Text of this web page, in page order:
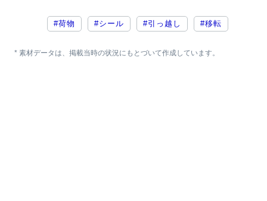
#荷物 #シール #引っ越し #移転
* 素材データは、掲載当時の状況にもとづいて作成しています。